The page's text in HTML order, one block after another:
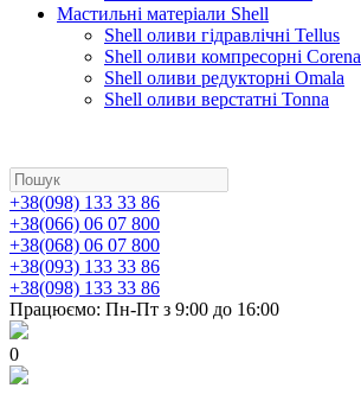
Мастильні матеріали Shell
Shell оливи гідравлічні Tellus
Shell оливи компресорні Corena
Shell оливи редукторні Omala
Shell оливи верстатні Tonna
+38(098) 133 33 86
+38(066) 06 07 800
+38(068) 06 07 800
+38(093) 133 33 86
+38(098) 133 33 86
Працюємо: Пн-Пт з 9:00 до 16:00
0